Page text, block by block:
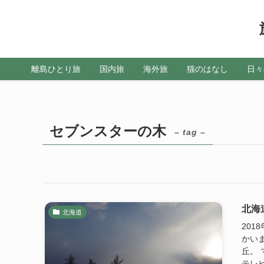
離島ひとり旅 国内旅 海外旅 猫のはなし 日
セブンスターの木 – tag –
北海道 北海
2018
かい
丘。